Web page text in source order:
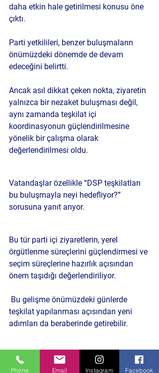
daha etkin hale getirilmesi konusu öne
çıktı.
Parti yetkilileri, benzer buluşmaların
önümüzdeki dönemde de devam
edeceğini belirtti.
Ancak asıl dikkat çeken nokta, ziyaretin
yalnızca bir nezaket buluşması değil,
aynı zamanda teşkilat içi
koordinasyonun güçlendirilmesine
yönelik bir çalışma olarak
değerlendirilmesi oldu.
Vatandaşlar özellikle “DSP teşkilatları
bu buluşmayla neyi hedefliyor?”
sorusuna yanıt arıyor.
Bu tür parti içi ziyaretlerin, yerel
örgütlenme süreçlerini güçlendirmesi ve
seçim süreçlerine hazırlık açısından
önem taşıdığı değerlendiriliyor.
teşkilat yapılanması açısından yeni
adımları da beraberinde getirebilir.
Bu tür parti içi ziyaretler sizce yerel
siyasete nasıl yansır?
Phone Email Instagram Facebook